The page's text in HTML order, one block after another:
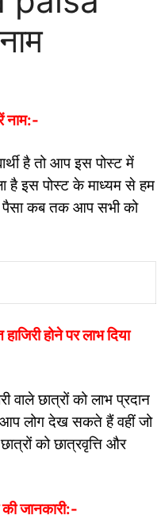
है तो आप इस पोस्ट में
है इस पोस्ट के माध्यम से हम
पैसा कब तक आप सभी को
होने पर लाभ दिया
वाले छात्रों को लाभ प्रदान
आप लोग देख सकते हैं वहीं जो
को छात्रवृत्ति और
जानकारी:-